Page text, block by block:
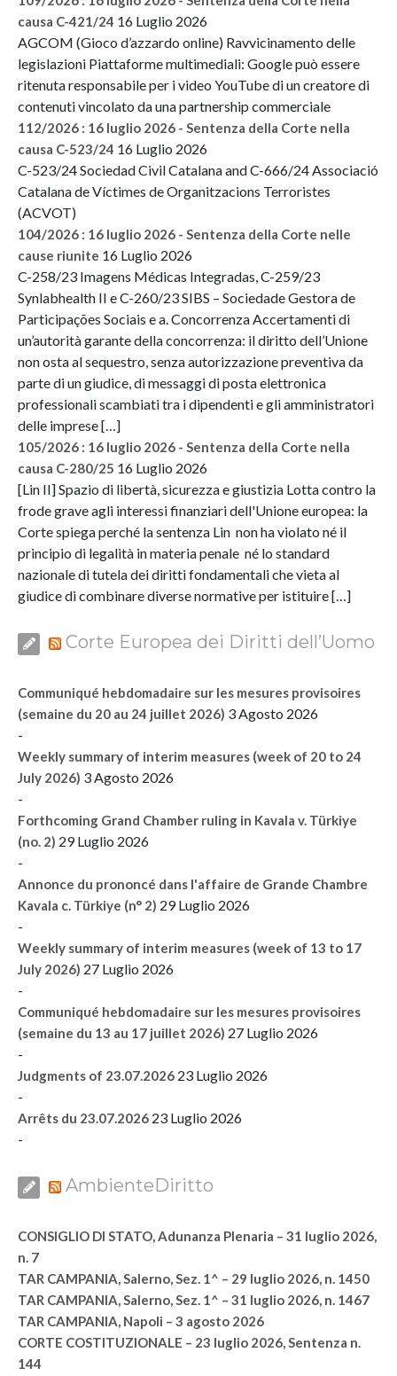
causa C-421/24 16 Luglio 2026
AGCOM (Gioco d’azzardo online) Ravvicinamento delle
legislazioni Piattaforme multimediali: Google può essere
ritenuta responsabile per i video YouTube di un creatore di
contenuti vincolato da una partnership commerciale
112/2026 : 16 luglio 2026 - Sentenza della Corte nella
causa C-523/24 16 Luglio 2026
C-523/24 Sociedad Civil Catalana and C-666/24 Associació
Catalana de Víctimes de Organitzacions Terroristes
(ACVOT)
104/2026 : 16 luglio 2026 - Sentenza della Corte nelle
cause riunite 16 Luglio 2026
C-258/23 Imagens Médicas Integradas, C-259/23
Synlabhealth II e C-260/23 SIBS – Sociedade Gestora de
Participações Sociais e a. Concorrenza Accertamenti di
un’autorità garante della concorrenza: il diritto dell’Unione
non osta al sequestro, senza autorizzazione preventiva da
parte di un giudice, di messaggi di posta elettronica
professionali scambiati tra i dipendenti e gli amministratori
delle imprese […]
105/2026 : 16 luglio 2026 - Sentenza della Corte nella
causa C-280/25 16 Luglio 2026
[Lin II] Spazio di libertà, sicurezza e giustizia Lotta contro la
frode grave agli interessi finanziari dell'Unione europea: la
Corte spiega perché la sentenza Lin non ha violato né il
principio di legalità in materia penale né lo standard
nazionale di tutela dei diritti fondamentali che vieta al
giudice di combinare diverse normative per istituire […]
Corte Europea dei Diritti dell’Uomo
Communiqué hebdomadaire sur les mesures provisoires
(semaine du 20 au 24 juillet 2026) 3 Agosto 2026
-
Weekly summary of interim measures (week of 20 to 24
July 2026) 3 Agosto 2026
-
Forthcoming Grand Chamber ruling in Kavala v. Türkiye
(no. 2) 29 Luglio 2026
-
Annonce du prononcé dans l'affaire de Grande Chambre
Kavala c. Türkiye (n° 2) 29 Luglio 2026
-
Weekly summary of interim measures (week of 13 to 17
July 2026) 27 Luglio 2026
-
Communiqué hebdomadaire sur les mesures provisoires
(semaine du 13 au 17 juillet 2026) 27 Luglio 2026
-
Judgments of 23.07.2026 23 Luglio 2026
-
Arrêts du 23.07.2026 23 Luglio 2026
-
AmbienteDiritto
CONSIGLIO DI STATO, Adunanza Plenaria – 31 luglio 2026,
n. 7
TAR CAMPANIA, Salerno, Sez. 1^ – 29 luglio 2026, n. 1450
TAR CAMPANIA, Salerno, Sez. 1^ – 31 luglio 2026, n. 1467
TAR CAMPANIA, Napoli – 3 agosto 2026
CORTE COSTITUZIONALE – 23 luglio 2026, Sentenza n.
144